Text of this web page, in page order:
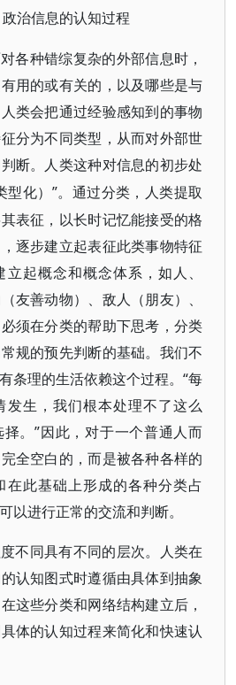
政治信息的认知过程
各种错综复杂的外部信息时，
用的或有关的，以及哪些是与
类会把通过经验感知到的事物
分为不同类型，从而对外部世
断。人类这种对信息的初步处
型化）”。通过分类，人类提取
表征，以长时记忆能接受的格
逐步建立起表征此类事物特征
起概念和概念体系，如人、
友善动物）、敌人（朋友）、
须在分类的帮助下思考，分类
规的预先判断的基础。我们不
条理的生活依赖这个过程。“每
发生，我们根本处理不了这么
。”因此，对于一个普通人而
全空白的，而是被各种各样的
在此基础上形成的各种分类占
以进行正常的交流和判断。
不同具有不同的层次。人类在
认知图式时遵循由具体到抽象
这些分类和网络结构建立后，
体的认知过程来简化和快速认